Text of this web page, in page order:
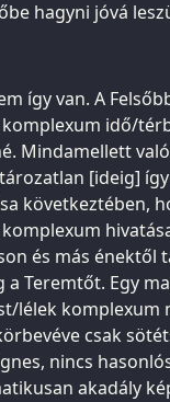
hagyni jóvá
így van. A
idő/
Mindamellett
[ideig]
következtében,
és más énektől
a Teremtőt. Egy
lélek komplexum
csak
nincs
akadály